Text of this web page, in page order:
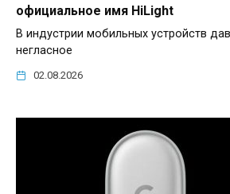
официальное имя HiLight
В индустрии мобильных устройств
негласное
02.08.2026